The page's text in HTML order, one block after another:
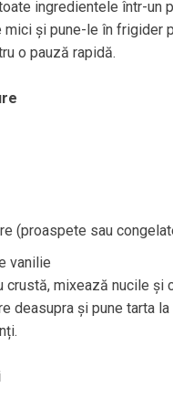
ingredientele într-
și pune-le în frigider
o pauză rapidă.
(proaspete sau
vanilie
crustă, mixează nucile
deasupra și pune tarta